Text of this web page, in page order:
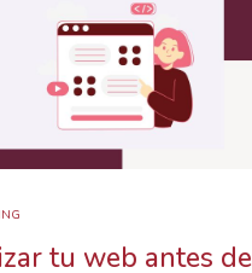
tu web antes de